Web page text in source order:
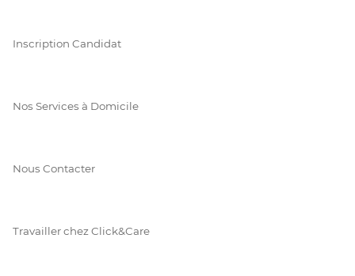
Inscription Candidat
Nos Services à Domicile
Nous Contacter
Travailler chez Click&Care